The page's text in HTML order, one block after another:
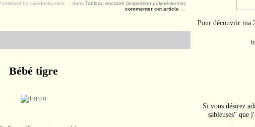
by caledoclaudine - dans Tableau encadré (inspiration polynésienne)
commenter cet article
Bébé tigre
Pour découvrir ma
Si vous désirez
sableuses" que